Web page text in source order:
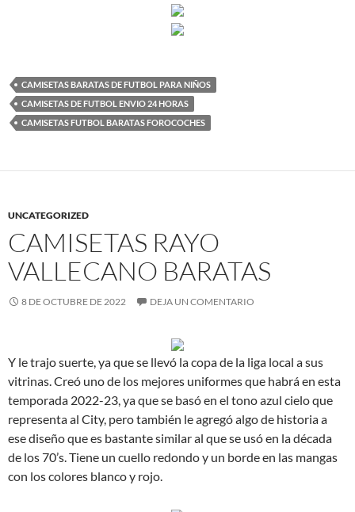
CAMISETAS BARATAS DE FUTBOL PARA NIÑOS
CAMISETAS DE FUTBOL ENVIO 24 HORAS
CAMISETAS FUTBOL BARATAS FOROCOCHES
UNCATEGORIZED
CAMISETAS RAYO
VALLECANO BARATAS
8 DE OCTUBRE DE 2022 DEJA UN COMENTARIO
Y le trajo suerte, ya que se llevó la copa de la liga local a sus
vitrinas. Creó uno de los mejores uniformes que habrá en esta
temporada 2022-23, ya que se basó en el tono azul cielo que
representa al City, pero también le agregó algo de historia a
ese diseño que es bastante similar al que se usó en la década
de los 70’s. Tiene un cuello redondo y un borde en las mangas
con los colores blanco y rojo.